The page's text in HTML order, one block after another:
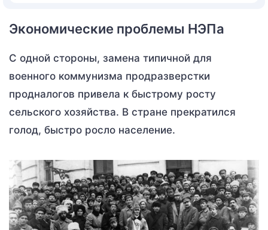
Экономические проблемы НЭПа
С одной стороны, замена типичной для
военного коммунизма продразверстки
продналогов привела к быстрому росту
сельского хозяйства. В стране прекратился
голод, быстро росло население.